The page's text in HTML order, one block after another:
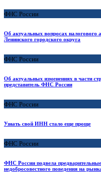
ФНС России
Об актуальных вопросах налогового
Ленинского городского округа
ФНС России
Об актуальных изменениях в части
представитель ФНС России
ФНС России
Узнать свой ИНН стало еще проще
ФНС России
ФНС России подвела
недобросовестного поведения на